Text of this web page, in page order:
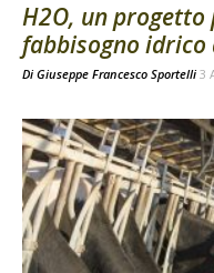
H2O, un
fabbisogno idrico
Di Giuseppe Francesco Sportelli 3